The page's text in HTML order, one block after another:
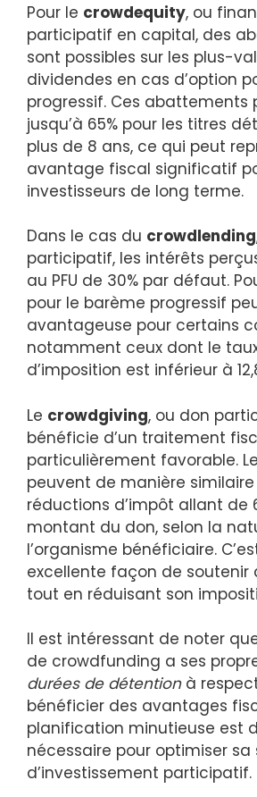
Pour le crowdequity, ou
participatif en capital, des
sont possibles sur les plus-
dividendes en cas d’option
progressif. Ces abattements
jusqu’à 65% pour les titres
plus de 8 ans, ce qui peut
avantage fiscal significatif
investisseurs de long terme.
Dans le cas du crowdlending
participatif, les intérêts
au PFU de 30% par défaut.
pour le barème progressif
avantageuse pour certains
notamment ceux dont le
d’imposition est inférieur à
Le crowdgiving, ou don
bénéficie d’un traitement
particulièrement favorable.
peuvent de manière
réductions d’impôt allant de
montant du don, selon la
l’organisme bénéficiaire.
excellente façon de soutenir
tout en réduisant son
Il est intéressant de noter
de crowdfunding a ses
durées de détentionà
bénéficier des avantages
planification minutieuse est
nécessaire pour optimiser
d’investissement participatif.